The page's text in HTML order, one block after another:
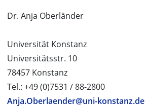
Dr. Anja Oberländer
Universität Konstanz
Universitätsstr. 10
78457 Konstanz
Tel.: +49 (0)7531 / 88-2800
Anja.Oberlaender@uni-konstanz.de